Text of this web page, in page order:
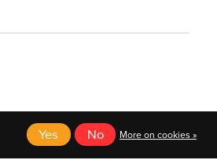
English
Français (CA)
Yes No More on cookies »